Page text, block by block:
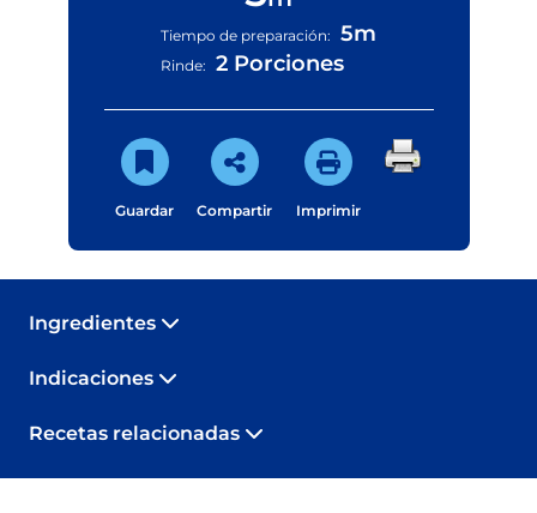
Tiempo de preparación: 5m
Rinde: 2 Porciones
Guardar Compartir Imprimir
Ingredientes
Indicaciones
Recetas relacionadas